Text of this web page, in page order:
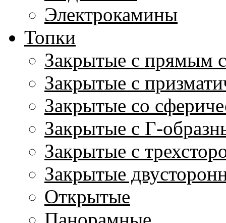
Электрокамины
Топки
Закрытые с прямым
Закрытые с
Закрытые со
Закрытые с Г-
Закрытые с
Закрытые
Открытые